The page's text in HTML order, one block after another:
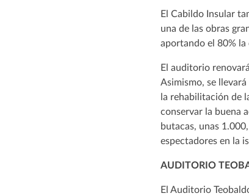
El Cabildo Insular
una de las obras
aportando el 80%
El auditorio
Asimismo, se
la rehabilitación de
conservar la buena
butacas, unas
espectadores en la
AUDITORIO
El Auditorio